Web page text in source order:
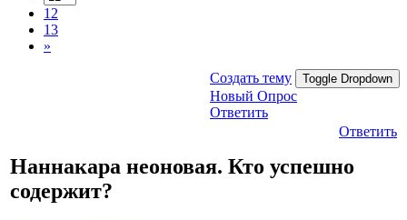
12
13
»
Создать тему Toggle Dropdown
Новый Опрос
Ответить
Ответить
Наннакара неоновая. Кто успешно
содержит?